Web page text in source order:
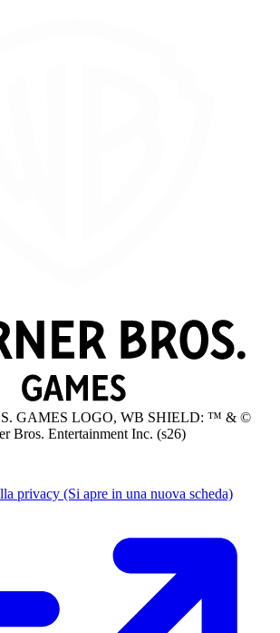
GAMES LOGO, WB SHIELD: ™ & ©
Bros. Entertainment Inc. (s26)
privacy (Si apre in una nuova scheda)